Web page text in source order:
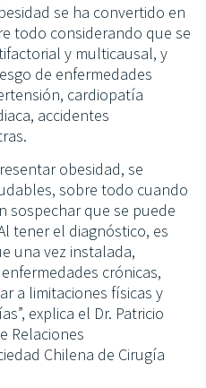
se ha convertido en
todo considerando que se
y multicausal, y
de enfermedades
cardiopatía
accidentes
obesidad, se
sobre todo cuando
sospechar que se puede
tener el diagnóstico, es
una vez instalada,
crónicas,
a limitaciones físicas y
explica el Dr. Patricio
Relaciones
Chilena de Cirugía